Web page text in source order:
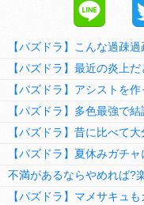
【パズドラ】こんな過疎
不満があるならやめれば?